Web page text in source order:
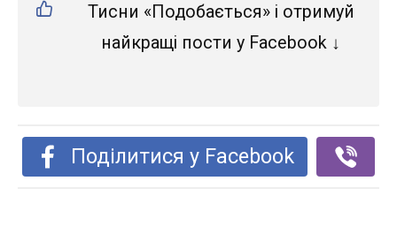
Тисни «Подобається» і отримуй
найкращі пости у Facebook ↓
Поділитися у Facebook